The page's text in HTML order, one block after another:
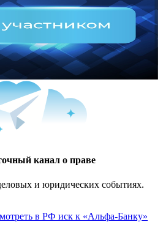
канал о праве
и юридических событиях.
в РФ иск к «Альфа-Банку»